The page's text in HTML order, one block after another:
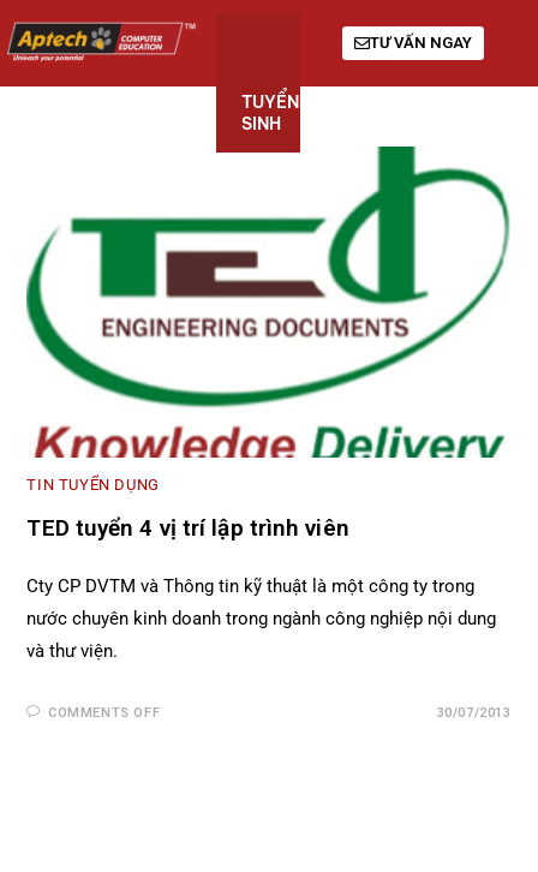
TUYỂN
SINH
TƯ VẤN NGAY
TIN TUYỂN DỤNG
TED tuyển 4 vị trí lập trình viên
Cty CP DVTM và Thông tin kỹ thuật là một công ty trong
nước chuyên kinh doanh trong ngành công nghiệp nội dung
và thư viện.
COMMENTS OFF 30/07/2013